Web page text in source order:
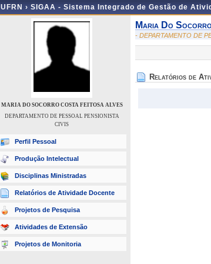
UFRN › SIGAA - Sistema Integrado de Gestão de
MARIA DO SOCORRO COSTA FEITOSA ALVES
DEPARTAMENTO DE PESSOAL PENSIONISTA
CIVIS
Perfil Pessoal
Produção Intelectual
Disciplinas Ministradas
Relatórios de Atividade Docente
Projetos de Pesquisa
Atividades de Extensão
Projetos de Monitoria
Maria Do
- DEPARTAMENTO DE
Relatórios de